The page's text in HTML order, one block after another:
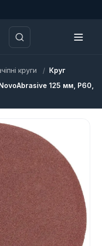
круги / Круг
125 мм, Р60,